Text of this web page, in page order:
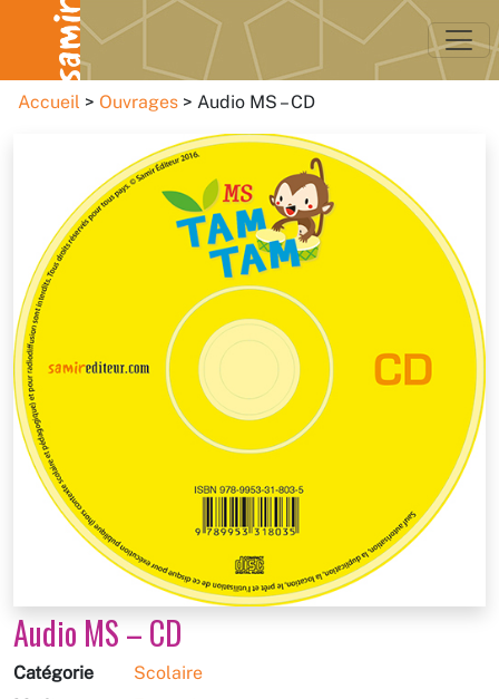
Accueil Ouvrages Audio MS – CD
Audio MS – CD
Catégorie
Scolaire